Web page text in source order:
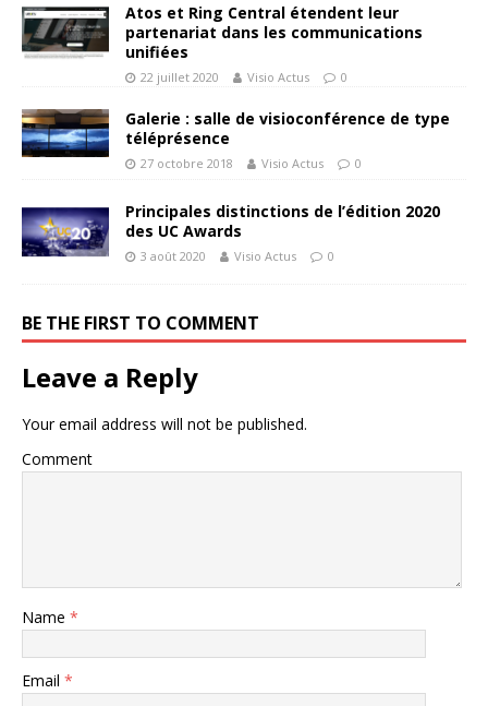
Atos et Ring Central étendent leur
partenariat dans les communications
unifiées
22 juillet 2020 Visio Actus 0
Galerie : salle de visioconférence de type
téléprésence
27 octobre 2018 Visio Actus 0
Principales distinctions de l’édition 2020
des UC Awards
3 août 2020 Visio Actus 0
BE THE FIRST TO COMMENT
Leave a Reply
Your email address will not be published.
Comment
Name *
Email *